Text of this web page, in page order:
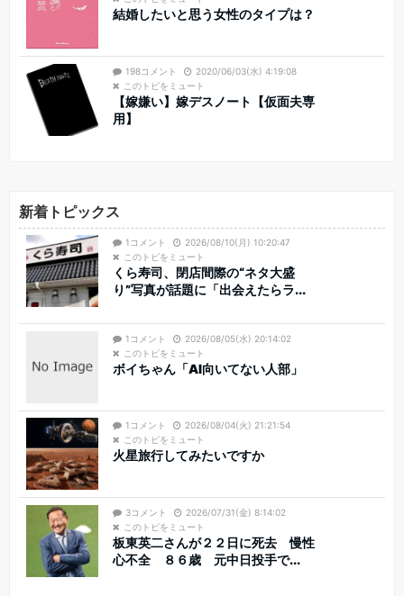
結婚したいと思う女性のタイプは？
198コメント
2020/06/03(水) 4:19:08
このトピをミュート
【嫁嫌い】嫁デスノート【仮面夫専
用】
新着トピックス
1コメント
2026/08/10(月) 10:20:47
このトピをミュート
くら寿司、閉店間際の“ネタ大盛
り”写真が話題に「出会えたらラ...
1コメント
2026/08/05(水) 20:14:02
このトピをミュート
ボイちゃん「AI向いてない人部」
1コメント
2026/08/04(火) 21:21:54
このトピをミュート
火星旅行してみたいですか
3コメント
2026/07/31(金) 8:14:02
このトピをミュート
板東英二さんが２２日に死去 慢性
心不全 ８６歳 元中日投手で...